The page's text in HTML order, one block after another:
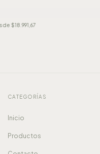
de $18.991,67
CATEGORÍAS
Inicio
Productos